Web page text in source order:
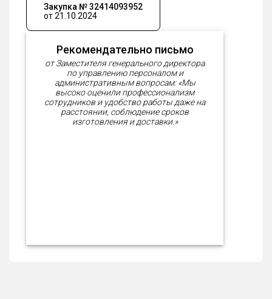
Закупка № 32414093952
от 21.10.2024
Рекомендательно письмо
от Заместителя генерального директора
по управлению персоналом и
административным вопросам: «Мы
высоко оценили профессионализм
сотрудников и удобство работы даже на
расстоянии, соблюдение сроков
изготовления и доставки.»